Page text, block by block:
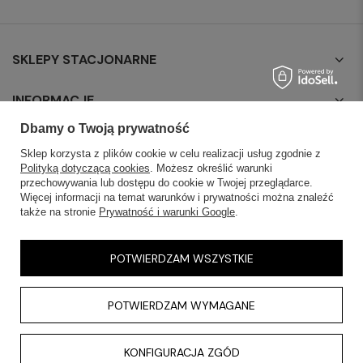
SKLEPY STACJONARNE
INFORMACJE
OBSŁUGA KLIENTA
AKTUALNOŚCI
Dbamy o Twoją prywatność
Sklep korzysta z plików cookie w celu realizacji usług zgodnie z
Polityką dotyczącą cookies. Możesz określić warunki
przechowywania lub dostępu do cookie w Twojej przeglądarce.
Więcej informacji na temat warunków i prywatności można znaleźć
także na stronie Prywatność i warunki Google.
POTWIERDZAM WYMAGANE
KONFIGURACJA ZGÓD
POTWIERDZAM WSZYSTKIE